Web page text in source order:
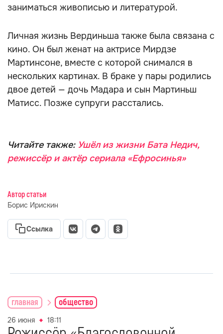
заниматься живописью и литературой.
Личная жизнь Вердиньша также была связана с
кино. Он был женат на актрисе Мирдзе
Мартинсоне, вместе с которой снимался в
нескольких картинах. В браке у пары родились
двое детей — дочь Мадара и сын Мартиньш
Матисс. Позже супруги расстались.
Читайте также: Ушёл из жизни Бата Недич,
режиссёр и актёр сериала «Ефросинья»
Автор статьи
Борис Ирискин
Ссылка
главная общество
26 июня 18:11